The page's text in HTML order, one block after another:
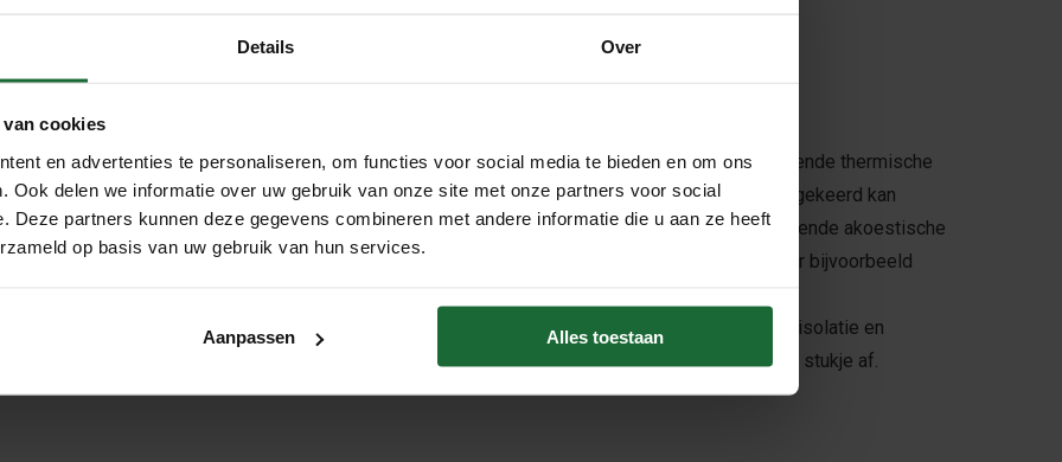
Details Over
cookies
en advertenties te personaliseren, om functies voor social media te bieden en om ons
Ook delen we informatie over uw gebruik van onze site met onze partners voor social
Deze partners kunnen deze gegevens combineren met andere informatie die u aan ze heeft
op basis van uw gebruik van hun services.
Aanpassen Alles toestaan
zowel thermische als akoestische isolatie. Kurk is een natuurlijk isolatiemateriaal dat uitstekende thermische
warmteweerstand. Dit betekent dat het de warmteoverdracht van binnen naar buiten of omgekeerd kan
gebouw wordt verbeterd en de energiekosten worden verlaagd. Tevens heeft kurk ook uitstekende akoestische
absorberen en dempen. Dit maakt het een populaire keuze voor gebruik als ondervloer en voor bijvoorbeeld
voor verschillende isolatietoepassingen in gebouwen zoals vloerisolatie, wandisolatie, plafondisolatie en
jaren, van veel alternatieve isolerende producten neemt de isolatiewaarde elk jaar een stukje af.